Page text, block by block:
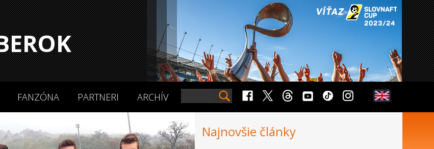
FANZÓNA PARTNERI ARCHÍV
Najnovšie články